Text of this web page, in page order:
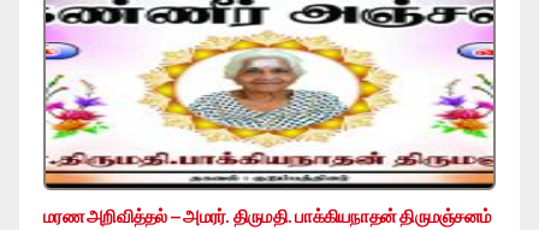
மரண அறிவித்தல் – அமரர். திருமதி. பாக்கியநாதன் திருமஞ்சனம்